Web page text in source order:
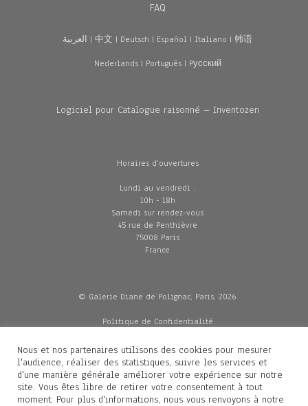
FAQ
العربية | 中文 | Deutsch | Español | Italiano | 韩语
Nederlands| Português| Pусский
Logiciel pour Catalogue raisonné – Inventozen
Horaires d'ouvertures
Lundi au vendredi :
10h - 18h
Samedi sur rendez-vous
45 rue de Penthièvre
75008 Paris
France
© Galerie Diane de Polignac, Paris, 2026
Politique de Confidentialité
Mentions légales
Livraisons
Nous et nos partenaires utilisons des cookies pour mesurer
l'audience, réaliser des statistiques, suivre les services et
d'une manière générale améliorer votre expérience sur notre
site. Vous êtes libre de retirer votre consentement à tout
moment. Pour plus d'informations, nous vous renvoyons à notre